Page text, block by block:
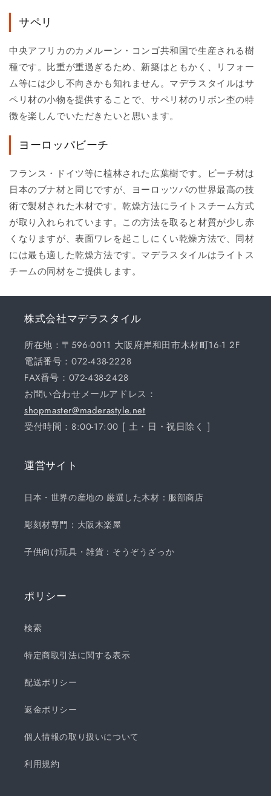
サペリ
中央アフリカのカメルーン・コンゴ共和国で生産される樹
種です。比重が重過ぎるため、新築はともかく、リフォー
ム等には少し不向きかも知れません。マデラスタイルはサ
ペリ材の小物を提供することで、サペリ材のリボン杢の特
徴を楽しんでいただきたいと思います。
ヨーロッパビーチ
フランス・ドイツ等に植林された広葉樹です。ビーチ材は
日本のブナ材と同じですが、ヨーロッツパの世界最高の技
術で製材された木材です。乾燥方法にライトスチーム方式
が取り入れられています。この方法を取ると材質が少し赤
くなりますが、表面ワレを起こしにくい乾燥方法で、同材
には最も適した乾燥方法です。マデラスタイルはライトス
チームの同材をご提供します。
株式会社マデラスタイル
所在地：〒596-0011 大阪府岸和田市木材町16-1 2F
電話番号：072-438-2228
FAX番号：072-438-2428
お問い合わせメールアドレス：
shopmaster@maderastyle.net
受付時間：8:00-17:00 [ 土・日・祝日除く ]
運営サイト
日本・世界の産地の 厳選した木材：服部商店
彫刻材専門：大阪木楽屋
子供向け玩具・雑貨：そうぞうざっか
ポリシー
検索
特定商取引法に関する表示
配送ポリシー
返金ポリシー
個人情報の取り扱いについて
利用規約